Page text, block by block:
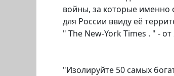
войны, за которые именно
для России ввиду её
" The New-York Times . " - от
"Изолируйте 50 самых